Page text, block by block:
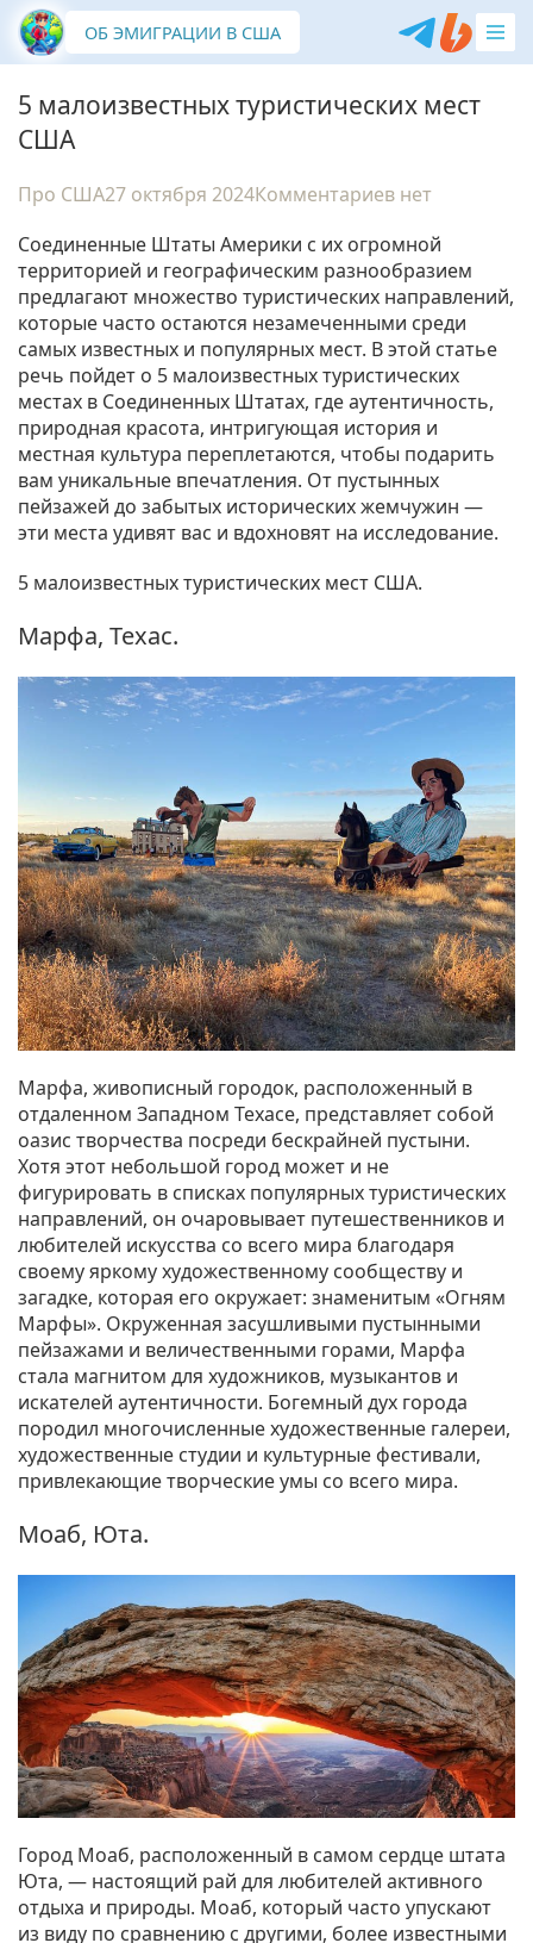
ОБ ЭМИГРАЦИИ В США
5 малоизвестных туристических мест
США
Про США27 октября 2024Комментариев нет
Соединенные Штаты Америки с их огромной
территорией и географическим разнообразием
предлагают множество туристических направлений,
которые часто остаются незамеченными среди
самых известных и популярных мест. В этой статье
речь пойдет о 5 малоизвестных туристических
местах в Соединенных Штатах, где аутентичность,
природная красота, интригующая история и
местная культура переплетаются, чтобы подарить
вам уникальные впечатления. От пустынных
пейзажей до забытых исторических жемчужин —
эти места удивят вас и вдохновят на исследование.
5 малоизвестных туристических мест США.
Марфа, Техас.
Марфа, живописный городок, расположенный в
отдаленном Западном Техасе, представляет собой
оазис творчества посреди бескрайней пустыни.
Хотя этот небольшой город может и не
фигурировать в списках популярных туристических
направлений, он очаровывает путешественников и
любителей искусства со всего мира благодаря
своему яркому художественному сообществу и
загадке, которая его окружает: знаменитым «Огням
Марфы». Окруженная засушливыми пустынными
пейзажами и величественными горами, Марфа
стала магнитом для художников, музыкантов и
искателей аутентичности. Богемный дух города
породил многочисленные художественные галереи,
художественные студии и культурные фестивали,
привлекающие творческие умы со всего мира.
Моаб, Юта.
Город Моаб, расположенный в самом сердце штата
Юта, — настоящий рай для любителей активного
отдыха и природы. Моаб, который часто упускают
из виду по сравнению с другими, более известными